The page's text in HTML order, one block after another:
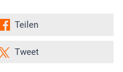
Teilen
Tweet